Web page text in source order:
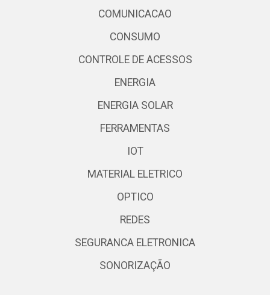
COMUNICACAO
CONSUMO
CONTROLE DE ACESSOS
ENERGIA
ENERGIA SOLAR
FERRAMENTAS
IOT
MATERIAL ELETRICO
OPTICO
REDES
SEGURANCA ELETRONICA
SONORIZAÇÃO